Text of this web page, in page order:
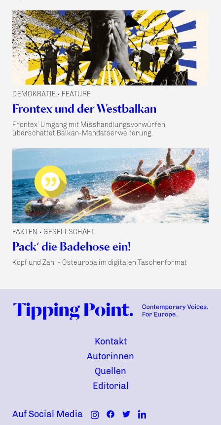
DEMOKRATIE • FEATURE
Frontex und der Westbalkan
Frontex’ Umgang mit Misshandlungsvorwürfen
überschattet Balkan-Mandatserweiterung.
FAKTEN • GESELLSCHAFT
Pack‘ die Badehose ein!
Kopf und Zahl - Osteuropa im digitalen Taschenformat
Kontakt
Autorinnen
Quellen
Editorial
Auf Social Media